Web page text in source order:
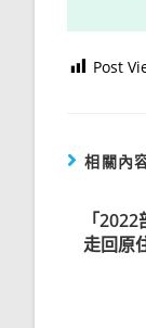
Post
相關內
「
走回原